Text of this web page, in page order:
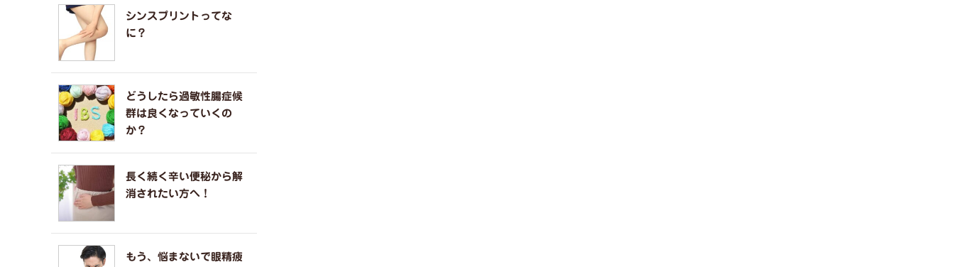
シンスプリントってな
に？
どうしたら過敏性腸症候
群は良くなっていくの
か？
長く続く辛い便秘から解
消されたい方へ！
もう、悩まないで眼精疲